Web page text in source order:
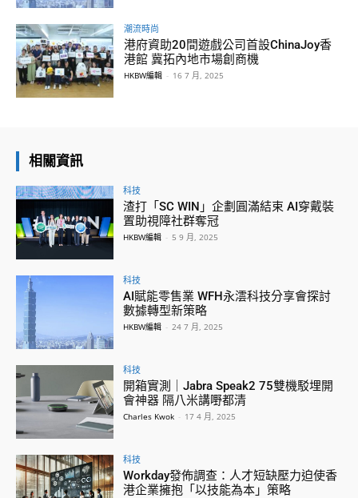
潮流時尚
港府資助20間遊戲公司首設ChinaJoy香
港館 冀拓內地市場創商機
HKBW編輯 - 16 7 月, 2025
相關資訊
科技
渣打「SC WIN」企劃圓滿結束 AI穿戴裝
置助視障社群奪冠
HKBW編輯 - 5 9 月, 2025
科技
AI賦能零售業 WFH永澐科技分享會探討
數據轉型新策略
HKBW編輯 - 24 7 月, 2025
科技
開箱實測｜Jabra Speak2 75雙機駁埋開
會神器 隔八米講嘢都清
Charles Kwok - 17 4 月, 2025
科技
Workday發佈調查：人才短缺壓力迫使香
港企業擁抱「以技能為本」策略